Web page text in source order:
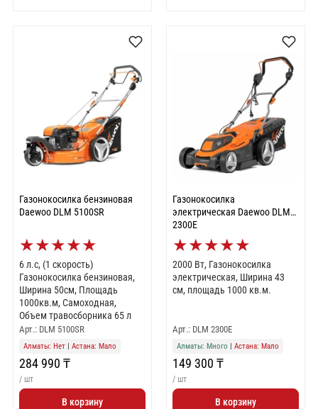
Газонокосилка бензиновая
Daewoo DLM 5100SR
★★★★★
6 л.с, (1 скорость)
Газонокосилка бензиновая,
Ширина 50см, Площадь
1000кв.м, Самоходная,
Объем травосборника 65 л
Арт.: DLM 5100SR
Алматы: Нет| Астана: Мало
284 990 ₸
/ шт
В корзину
Газонокосилка
электрическая Daewoo DLM
2300E
★★★★★
2000 Вт, Газонокосилка
электрическая, Ширина 43
см, площадь 1000 кв.м.
Арт.: DLM 2300E
Алматы: Много | Астана: Мало
149 300 ₸
/ шт
В корзину